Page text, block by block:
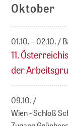
Oktober
01.10. – 02.10.
11.
der
09.10.
Wien - Schloß